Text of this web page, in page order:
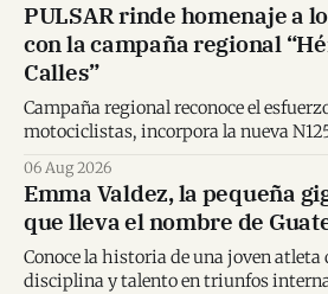
PULSAR rinde homenaje a
con la campaña regional
Calles”
Campaña regional reconoce el
motociclistas, incorpora la nueva
06 Aug 2026
Emma Valdez, la pequeña
que lleva el nombre de
Conoce la historia de una joven
disciplina y talento en triunfos